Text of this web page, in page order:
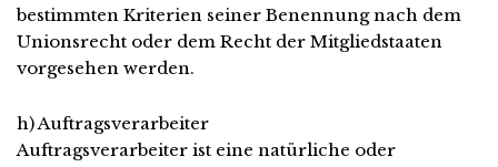
bestimmten Kriterien seiner Benennung nach dem
Unionsrecht oder dem Recht der Mitgliedstaaten
vorgesehen werden.
h) Auftragsverarbeiter
Auftragsverarbeiter ist eine natürliche oder